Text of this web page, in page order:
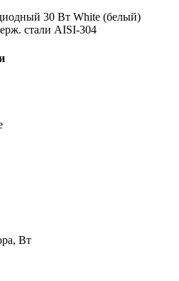
30 Вт White (белый)
стали AISI-304
Вт